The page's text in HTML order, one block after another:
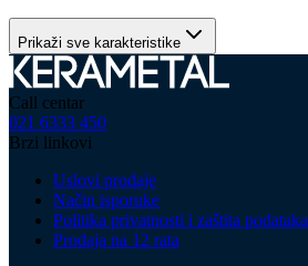
Prikaži sve karakteristike
Call centar
021 6333 450
Brzi linkovi
Uslovi prodaje
Način isporuke
Politika privatnosti i zaštita podataka
Prodaja na 12 rata